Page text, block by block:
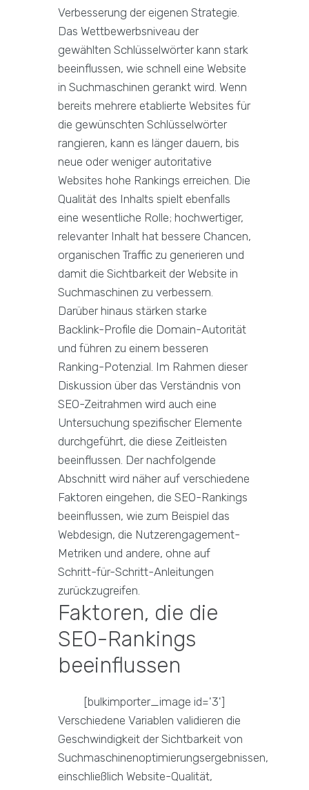
Verbesserung der eigenen Strategie.
Das Wettbewerbsniveau der
gewählten Schlüsselwörter kann stark
beeinflussen, wie schnell eine Website
in Suchmaschinen gerankt wird. Wenn
bereits mehrere etablierte Websites für
die gewünschten Schlüsselwörter
rangieren, kann es länger dauern, bis
neue oder weniger autoritative
Websites hohe Rankings erreichen. Die
Qualität des Inhalts spielt ebenfalls
eine wesentliche Rolle; hochwertiger,
relevanter Inhalt hat bessere Chancen,
organischen Traffic zu generieren und
damit die Sichtbarkeit der Website in
Suchmaschinen zu verbessern.
Darüber hinaus stärken starke
Backlink-Profile die Domain-Autorität
und führen zu einem besseren
Ranking-Potenzial. Im Rahmen dieser
Diskussion über das Verständnis von
SEO-Zeitrahmen wird auch eine
Untersuchung spezifischer Elemente
durchgeführt, die diese Zeitleisten
beeinflussen. Der nachfolgende
Abschnitt wird näher auf verschiedene
Faktoren eingehen, die SEO-Rankings
beeinflussen, wie zum Beispiel das
Webdesign, die Nutzerengagement-
Metriken und andere, ohne auf
Schritt-für-Schritt-Anleitungen
zurückzugreifen.
Faktoren, die die
SEO-Rankings
beeinflussen
[bulkimporter_image id='3']
Verschiedene Variablen validieren die
Geschwindigkeit der Sichtbarkeit von
Suchmaschinenoptimierungsergebnissen,
einschließlich Website-Qualität,